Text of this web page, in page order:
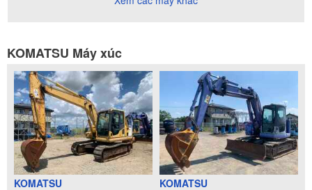
KOMATSU Máy xúc
KOMATSU
KOMATSU